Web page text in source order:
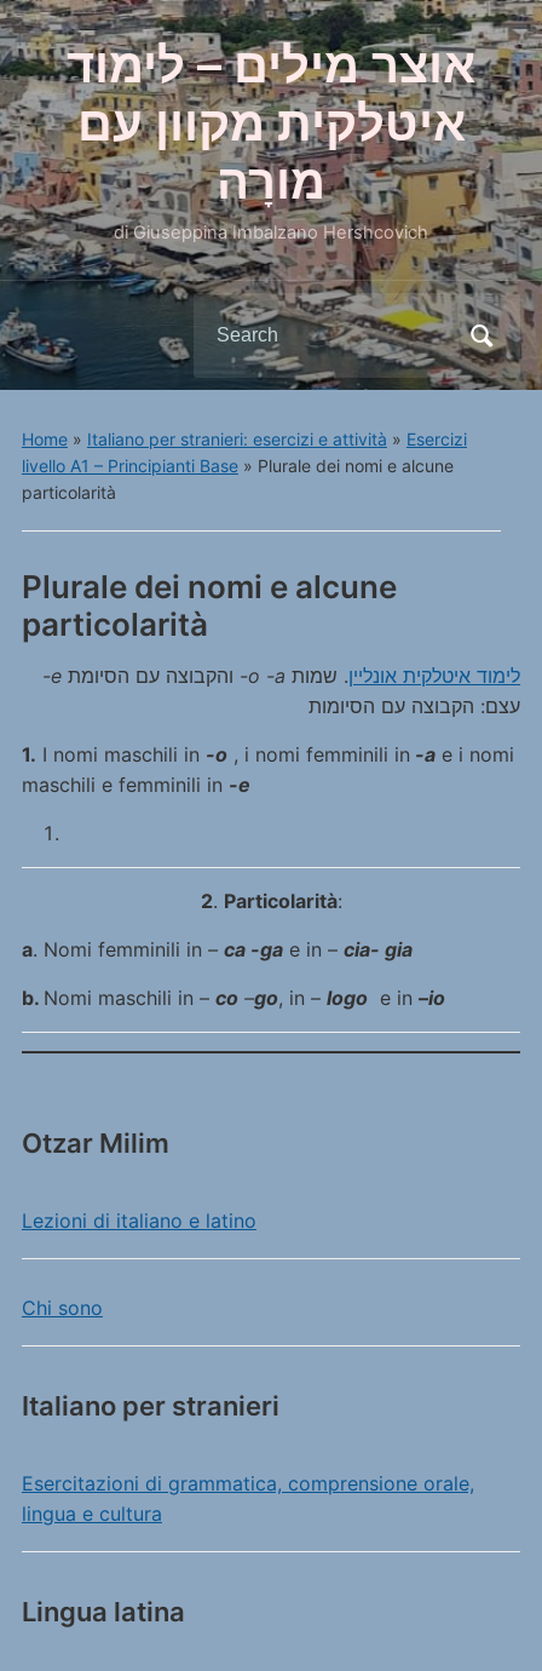
אוצר מילים – לימוד
איטלקית מקוון עם
מורָה
di Giuseppina Imbalzano Hershcovich
Search
for:
Home» Italiano per stranieri: esercizi e attività » Esercizi
livello A1 – Principianti Base» Plurale dei nomi e alcune
particolarità
Otzar Milim
Lezioni di italiano e latino
Chi sono
Italiano per stranieri
Esercitazioni di grammatica, comprensione orale,
lingua e cultura
Lingua latina
Plurale dei nomi e alcune
particolarità
-e -o -a לימוד איטלקית אונליין. שמות
עצם: הקבוצה עם הסיומות
1. I nomi maschili in -o, i nomi femminili in -ae i nomi
maschili e femminili in -e
2. Particolarità:
a. Nomi femminili in – ca -gae in – cia- gia
b. Nomi maschili in – co–go, in – logoe in –io